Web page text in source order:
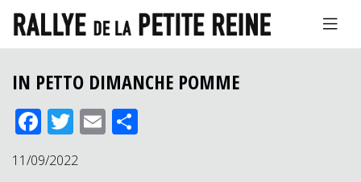
IN PETTO DIMANCHE POMME
Facebook
Twitter
Email
11/09/2022